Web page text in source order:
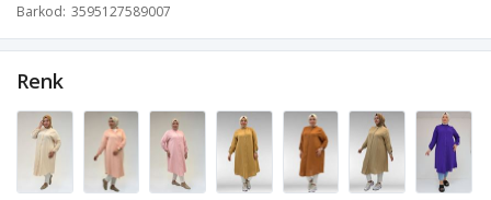
Barkod 3595127589007
Renk